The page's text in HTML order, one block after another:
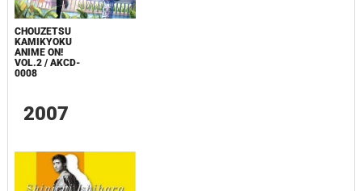
CHOUZETSU
KAMIKYOKU
ANIME ON!
VOL.2 / AKCD-
0008
2007